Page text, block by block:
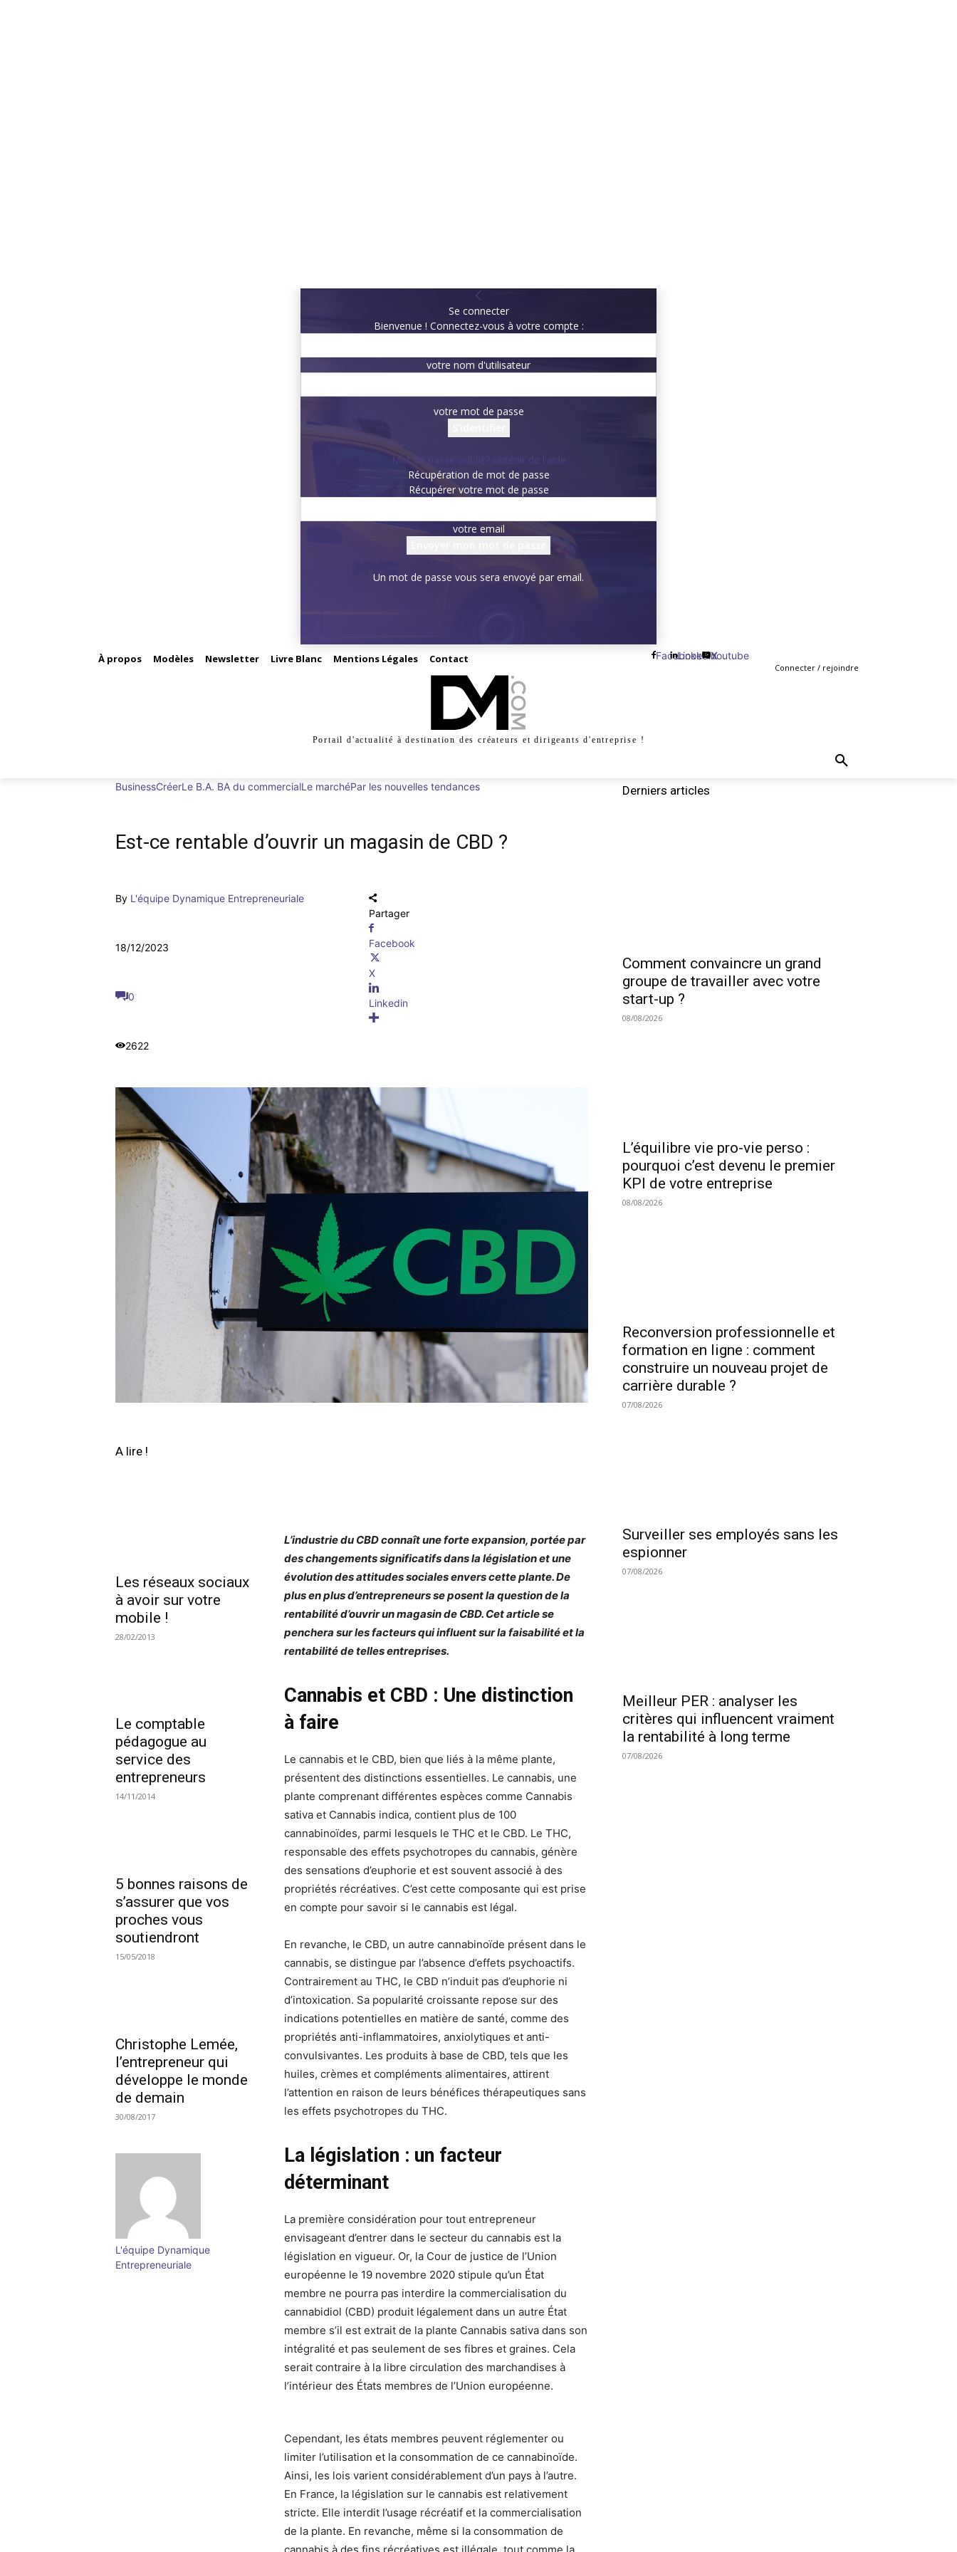
Se connecter
Bienvenue ! Connectez-vous à votre compte :
votre nom d'utilisateur
votre mot de passe
Mot de passe oublié? obtenir de l'aide
Récupération de mot de passe
Récupérer votre mot de passe
votre email
Un mot de passe vous sera envoyé par email.
À propos Modèles Newsletter Livre Blanc Mentions Légales Contact Facebook
Linkedin
X
Youtube
Connecter / rejoindre
Portail d'actualité à destination des créateurs et dirigeants d'entreprise !
BusinessCréerLe B.A. BA du commercialLe marchéPar les nouvelles tendances
Est-ce rentable d’ouvrir un magasin de CBD ?
By L'équipe Dynamique Entrepreneuriale
18/12/2023
0
2622
Partager
Facebook
X
Linkedin
A lire !
Les réseaux sociaux
à avoir sur votre
mobile !
28/02/2013
Le comptable
pédagogue au
service des
entrepreneurs
14/11/2014
5 bonnes raisons de
s’assurer que vos
proches vous
soutiendront
15/05/2018
Christophe Lemée,
l’entrepreneur qui
développe le monde
de demain
30/08/2017
L'équipe Dynamique
Entrepreneuriale
L’industrie du CBD connaît une forte expansion, portée par
des changements significatifs dans la législation et une
évolution des attitudes sociales envers cette plante. De
plus en plus d’entrepreneurs se posent la question de la
rentabilité d’ouvrir un magasin de CBD. Cet article se
penchera sur les facteurs qui influent sur la faisabilité et la
rentabilité de telles entreprises.
Cannabis et CBD : Une distinction
à faire
Le cannabis et le CBD, bien que liés à la même plante,
présentent des distinctions essentielles. Le cannabis, une
plante comprenant différentes espèces comme Cannabis
sativa et Cannabis indica, contient plus de 100
cannabinoïdes, parmi lesquels le THC et le CBD. Le THC,
responsable des effets psychotropes du cannabis, génère
des sensations d’euphorie et est souvent associé à des
propriétés récréatives. C’est cette composante qui est prise
en compte pour savoir si le cannabis est légal.
En revanche, le CBD, un autre cannabinoïde présent dans le
cannabis, se distingue par l’absence d’effets psychoactifs.
Contrairement au THC, le CBD n’induit pas d’euphorie ni
d’intoxication. Sa popularité croissante repose sur des
indications potentielles en matière de santé, comme des
propriétés anti-inflammatoires, anxiolytiques et anti-
convulsivantes. Les produits à base de CBD, tels que les
huiles, crèmes et compléments alimentaires, attirent
l’attention en raison de leurs bénéfices thérapeutiques sans
les effets psychotropes du THC.
La législation : un facteur
déterminant
La première considération pour tout entrepreneur
envisageant d’entrer dans le secteur du cannabis est la
législation en vigueur. Or, la Cour de justice de l’Union
européenne le 19 novembre 2020 stipule qu’un État
membre ne pourra pas interdire la commercialisation du
cannabidiol (CBD) produit légalement dans un autre État
membre s’il est extrait de la plante Cannabis sativa dans son
intégralité et pas seulement de ses fibres et graines. Cela
serait contraire à la libre circulation des marchandises à
l’intérieur des États membres de l’Union européenne.
Cependant, les états membres peuvent réglementer ou
limiter l’utilisation et la consommation de ce cannabinoïde.
Ainsi, les lois varient considérablement d’un pays à l’autre.
En France, la législation sur le cannabis est relativement
stricte. Elle interdit l’usage récréatif et la commercialisation
de la plante. En revanche, même si la consommation de
Derniers articles
Comment convaincre un grand
groupe de travailler avec votre
start-up ?
08/08/2026
L’équilibre vie pro-vie perso :
pourquoi c’est devenu le premier
KPI de votre entreprise
08/08/2026
Reconversion professionnelle et
formation en ligne : comment
construire un nouveau projet de
carrière durable ?
07/08/2026
Surveiller ses employés sans les
espionner
07/08/2026
Meilleur PER : analyser les
critères qui influencent vraiment
la rentabilité à long terme
07/08/2026